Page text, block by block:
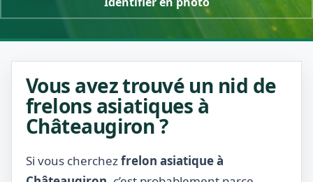
Vous avez trouvé un nid de
frelons asiatiques à
Châteaugiron ?
Si vous cherchezfrelon asiatique à